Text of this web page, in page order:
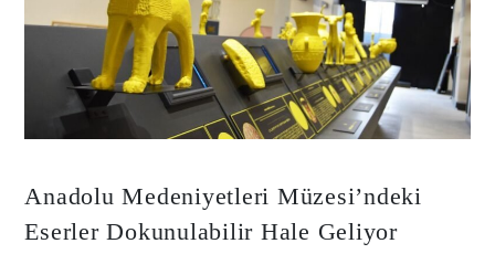
Anadolu Medeniyetleri Müzesi’ndeki
Eserler Dokunulabilir Hale Geliyor